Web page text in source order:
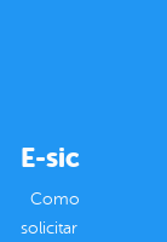
E-sic
Como
solicitar